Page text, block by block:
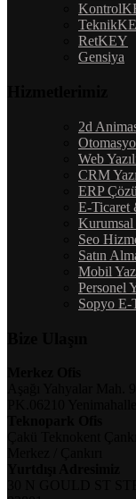
RetKEY
Gensiya
2d
Web
CRM
ERP
E-Ticaret
Kurumsal
Seo
Satın
Mobil
Personel
Sopyo E-